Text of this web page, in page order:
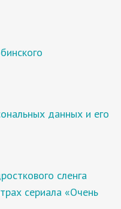
данных и его
сленга
сериала «Очень